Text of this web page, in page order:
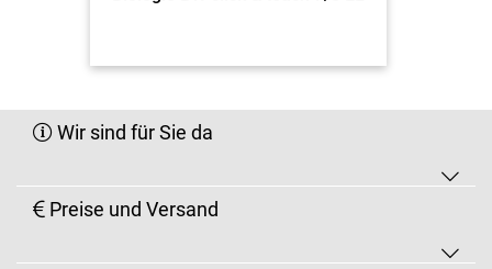
Wir sind für Sie da
Preise und Versand